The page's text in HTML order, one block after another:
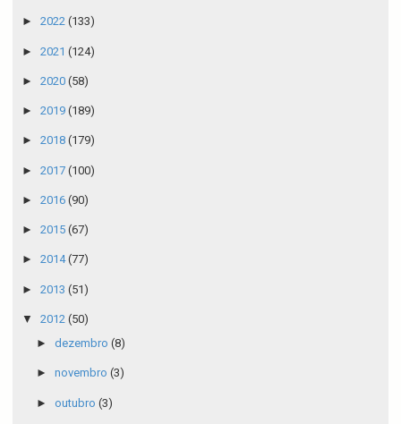
► 2022 (133)
► 2021 (124)
► 2020 (58)
► 2019 (189)
► 2018 (179)
► 2017 (100)
► 2016 (90)
► 2015 (67)
► 2014(77)
► 2013 (51)
▼ 2012 (50)
► dezembro (8)
► novembro (3)
► outubro (3)